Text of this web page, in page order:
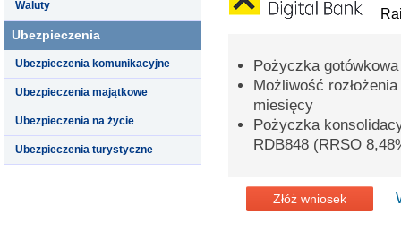
Waluty
Ubezpieczenia
Ubezpieczenia komunikacyjne
Ubezpieczenia majątkowe
Ubezpieczenia na życie
Ubezpieczenia turystyczne
Pożyczka gotówkowa
Możliwość
miesięcy
Pożyczka
RDB848 (RRSO
Złóż wniosek